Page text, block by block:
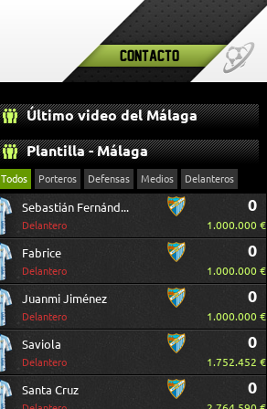
Contacto
Último video del Málaga
Plantilla - Málaga
Todos Porteros Defensas Medios Delanteros
Sebastián Fernández
Delantero
0
1.000.000 €
Fabrice
Delantero
0
1.000.000 €
Juanmi Jiménez
Delantero
0
1.000.000 €
Saviola
Delantero
0
1.752.452 €
Santa Cruz 0